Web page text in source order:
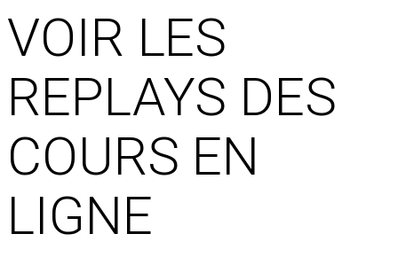
VOIR LES
REPLAYS DES
COURS EN
LIGNE